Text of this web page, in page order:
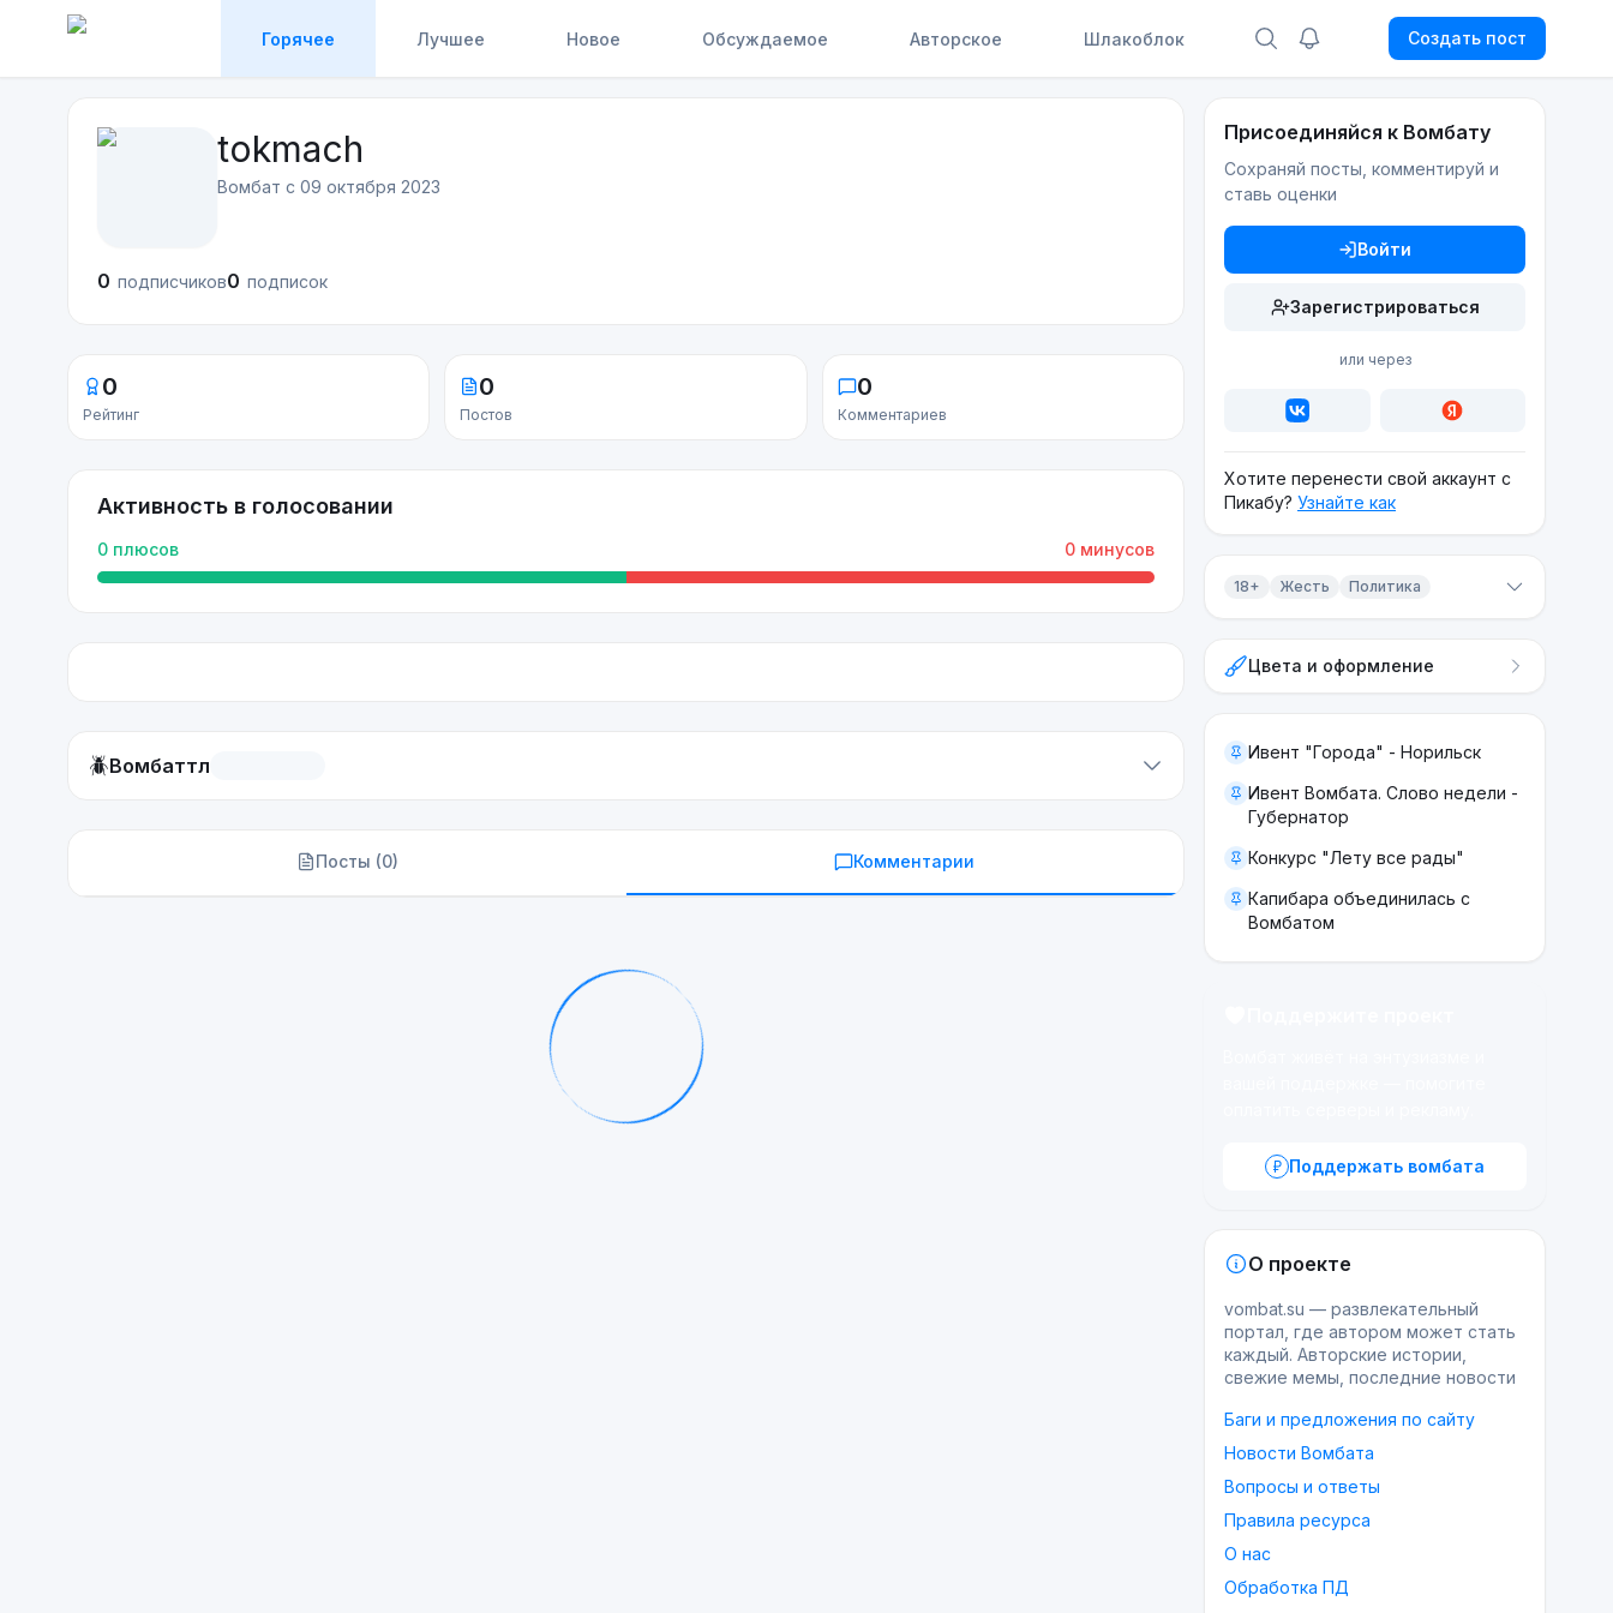
Горячее Лучшее Новое Обсуждаемое Авторское Шлакоблок Создать пост
tokmach
Вомбат с 09 октября 2023
0 подписчиков0 подписок
0
Рейтинг
0
Постов
0
Комментариев
Активность в голосовании
0 плюсов 0 минусов
🪲Вомбаттл
Посты (0) Комментарии
Присоединяйся к Вомбату
Сохраняй посты, комментируй и
ставь оценки
Войти
Зарегистрироваться
или через
Хотите перенести свой аккаунт с
Пикабу? Узнайте как
18+ Жесть Политика
ЖестьЦвета и оформление
Ивент "Города" - Норильск
Ивент Вомбата. Слово недели -
Губернатор
Конкурс "Лету все рады"
Капибара объединилась с
Вомбатом
Поддержать вомбата
О проекте
vombat.su — развлекательный
портал, где автором может стать
каждый. Авторские истории,
свежие мемы, последние новости
Баги и предложения по сайту
Новости Вомбата
Вопросы и ответы
Правила ресурса
О нас
Обработка ПД